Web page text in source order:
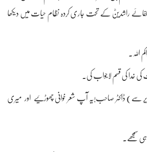
راشدینؓ کے تحت جاری کردہ نظام حیات میں دیکھا
اللہ۔
کی خدا کی قسم لاجواب کی۔
عزیر سے) ڈاکٹر صاحب!یہ آپ شعر خوانی چھوڑئیے اور میری
سمجھے۔